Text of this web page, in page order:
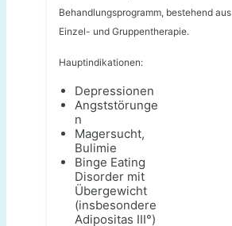
Behandlungsprogramm, bestehend aus
Einzel- und Gruppentherapie.
Hauptindikationen:
Depressionen
Angststörunge
n
Magersucht,
Bulimie
Binge Eating
Disorder mit
Übergewicht
(insbesondere
Adipositas III°)